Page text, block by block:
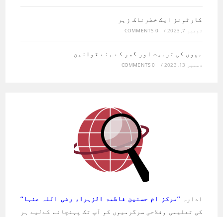
کارٹونز ایک خطرناک زہر
نومبر 7, 2023 /
0 COMMENTS
بچوں کی تربیت اور گھر کے بنے قوانین
دسمبر 13, 2023 /
0 COMMENTS
ادارہ’’مرکز ام حسنین فاطمۃ الزہراء رضی اللہ عنہا‘‘
کی تعلیمی وفلاحی سرگرمیوں کو آپ تک پہنچانے کےلیے ہر